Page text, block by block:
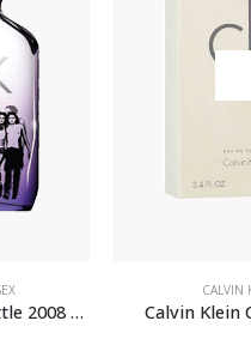
Calvin Klein Ck One Collectors Bottle 2008 Edt 100ml Unisex
CALVIN
Calvin Klein